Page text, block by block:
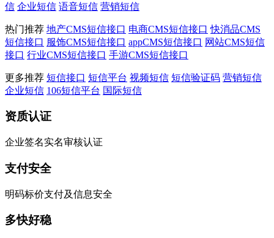
信 企业短信 语音短信 营销短信
热门推荐 地产CMS短信接口 电商CMS短信接口 快消品CMS
短信接口 服饰CMS短信接口 appCMS短信接口 网站CMS短信
接口 行业CMS短信接口 手游CMS短信接口
更多推荐 短信接口 短信平台 视频短信 短信验证码 营销短信
企业短信 106短信平台 国际短信
资质认证
企业签名实名审核认证
支付安全
明码标价支付及信息安全
多快好稳